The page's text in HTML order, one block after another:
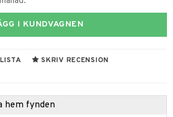
I KUNDVAGNEN
SKRIV RECENSION
hem fynden